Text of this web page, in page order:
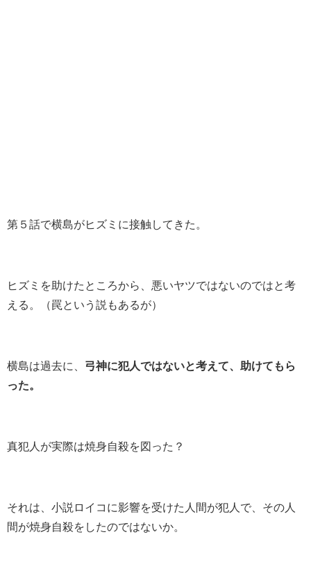
第５話で横島がヒズミに接触してきた。
ヒズミを助けたところから、悪いヤツではないのではと考
える。（罠という説もあるが）
横島は過去に、 弓神に犯人ではないと考えて、助けてもら
った。
真犯人が実際は焼身自殺を図った？
それは、小説ロイコに影響を受けた人間が犯人で、その人
間が焼身自殺をしたのではないか。